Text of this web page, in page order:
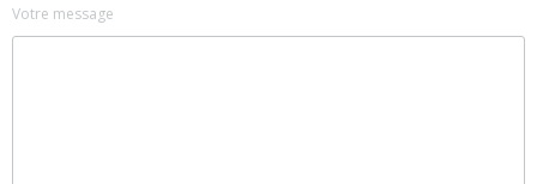
Votre message